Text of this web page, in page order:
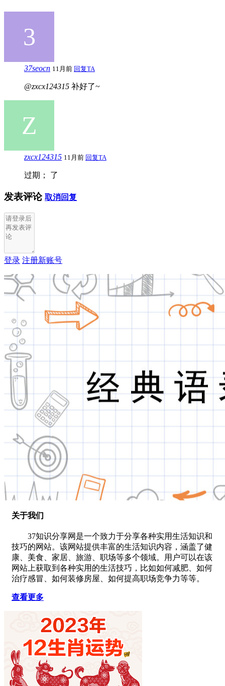
37seocn 11月前 回复TA
@zxcx124315 补好了~
zxcx124315 11月前 回复TA
过期； 了
发表评论 取消回复
登录 注册新账号
关于我们
37知识分享网是一个致力于分享各种实用生活知识和
技巧的网站。该网站提供丰富的生活知识内容，涵盖了健
康、美食、家居、旅游、职场等多个领域。用户可以在该
网站上获取到各种实用的生活技巧，比如如何减肥、如何
治疗感冒、如何装修房屋、如何提高职场竞争力等等。
查看更多